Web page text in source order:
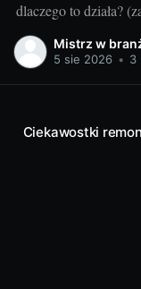
dlaczego to działa?
inspiracje)Balustrady
elegancką
Mistrz w
5 sie 2026 • 3
Ciekawostki